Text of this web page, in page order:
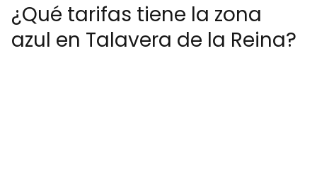
¿Qué tarifas tiene la zona
azul en Talavera de la Reina?